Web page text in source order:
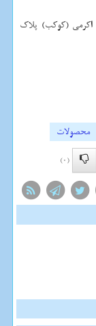
اکرمی (کوکب) پلاک
محصولات
(0)